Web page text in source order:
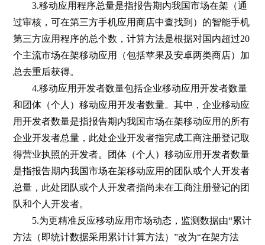
3.移动应用程序总量是指报告期内我国市场在架（通
过审核，可在第三方手机应用商店中查找到）的智能手机
第三方应用程序的总个数，计算方法是根据对国内超过20
个主流市场在架移动应用（包括苹果及安卓两类商店）加
总去重后获得。
4.移动应用开发者数量包括企业移动应用开发者数量
和团体（个人）移动应用开发者数量。其中，企业移动应
用开发者数量是指报告期内我国市场在架移动应用的所有
企业开发者总量，此处企业开发者指完成工商注册登记取
得营业执照的开发者。团体（个人）移动应用开发者数量
是指报告期内我国市场在架移动应用的团队或个人开发者
总量，此处团队或个人开发者指尚未在工商注册登记的团
队和个人开发者。
5.为更精准反应移动应用市场动态，监测数据由“累计
方法（即统计数据采用累计计算方法）”改为“在架方法